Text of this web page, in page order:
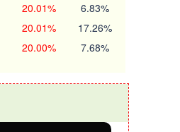
20.01% 6.83%
20.01% 17.26%
20.00% 7.68%